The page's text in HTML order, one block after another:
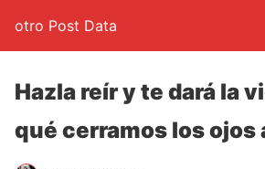
otro Post Data
Hazla reír y te dará la
qué cerramos los ojos